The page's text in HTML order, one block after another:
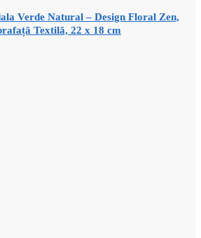
Verde Natural – Design Floral Zen,
Textilă, 22 x 18 cm